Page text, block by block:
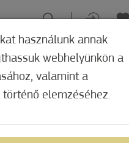
MERRE, MIVEL
használunk annak
webhelyünkön a
valamint a
elemzéséhez.